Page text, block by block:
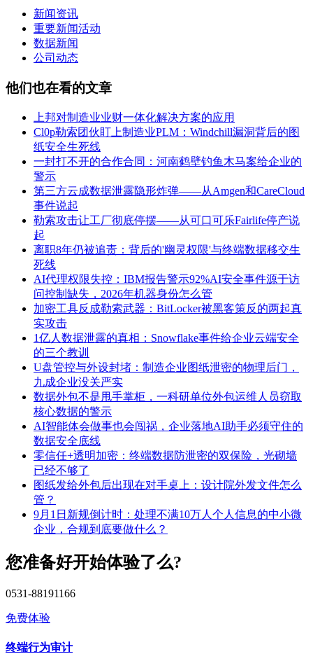
新闻资讯
重要新闻活动
数据新闻
公司动态
他们也在看的文章
上邦对制造业业财一体化解决方案的应用
Cl0p勒索团伙盯上制造业PLM：Windchill漏洞背后的图
纸安全生死线
一封打不开的合作合同：河南鹤壁钓鱼木马案给企业的
警示
第三方云成数据泄露隐形炸弹——从Amgen和CareCloud
事件说起
勒索攻击让工厂彻底停摆——从可口可乐Fairlife停产说
起
离职8年仍被追责：背后的'幽灵权限'与终端数据移交生
死线
AI代理权限失控：IBM报告警示92%AI安全事件源于访
问控制缺失，2026年机器身份怎么管
加密工具反成勒索武器：BitLocker被黑客策反的两起真
实攻击
1亿人数据泄露的真相：Snowflake事件给企业云端安全
的三个教训
U盘管控与外设封堵：制造企业图纸泄密的物理后门，
九成企业没关严实
数据外包不是甩手掌柜，一科研单位外包运维人员窃取
核心数据的警示
AI智能体会做事也会闯祸，企业落地AI助手必须守住的
数据安全底线
零信任+透明加密：终端数据防泄密的双保险，光砌墙
已经不够了
图纸发给外包后出现在对手桌上：设计院外发文件怎么
管？
9月1日新规倒计时：处理不满10万人个人信息的中小微
企业，合规到底要做什么？
您准备好开始体验了么?
0531-88191166
免费体验
终端行为审计